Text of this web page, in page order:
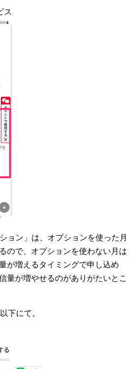
ス
ョン」は、オプションを使った月
ので、オプションを使わない月は
が増えるタイミングで申し込め
量が増やせるのがありがたいとこ
下にて。
る